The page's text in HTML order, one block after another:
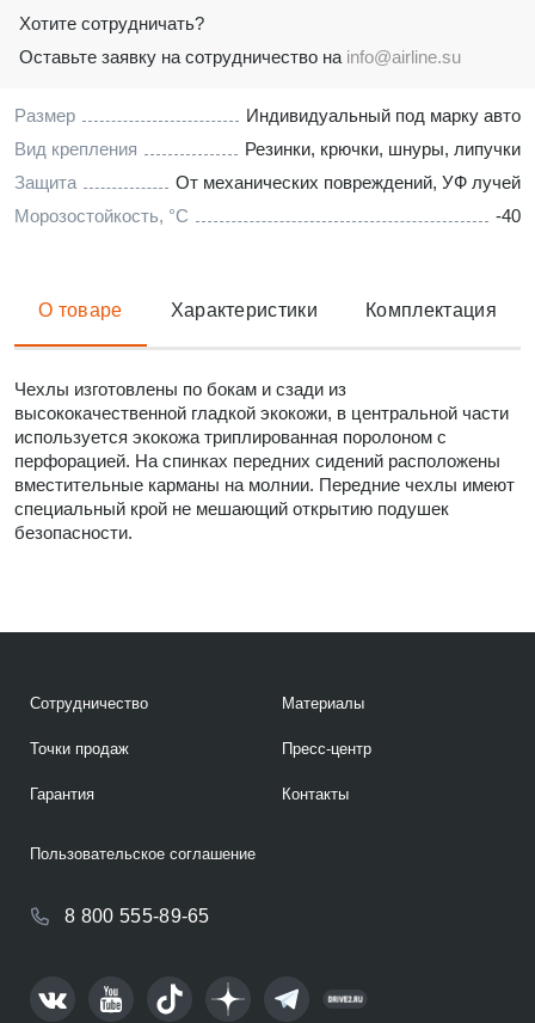
Размер
Индивидуальный под марку авто
Вид крепления
Резинки, крючки, шнуры, липучки
Защита
От механических повреждений, УФ лучей
Морозостойкость, °C
-40
Хотите сотрудничать?
Оставьте заявку на сотрудничество на info@airline.su
О товаре Характеристики Комплектация
Чехлы изготовлены по бокам и сзади из
высококачественной гладкой экокожи, в центральной части
используется экокожа триплированная поролоном с
перфорацией. На спинках передних сидений расположены
вместительные карманы на молнии. Передние чехлы имеют
специальный крой не мешающий открытию подушек
безопасности.
Сотрудничество
Точки продаж
Гарантия
Материалы
Пресс-центр
Контакты
8 800 555-89-65
Пользовательское соглашение